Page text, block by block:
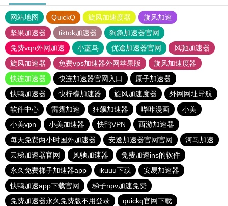
网站地图 QuickQ 旋风加速度器
旋风加速
坚果加速器
tiktok加速器
狗急加速器官网
免费vqn外网加速
小蓝鸟 优途加速器官网
风驰加速器
旋风加速器
免费vps加速器外网苹果版
旋风加速度器
快连加速器
快连加速器官网入口
原子加速器
快鸭加速器
快柠檬加速器 旋风加速度器
外网网址导航
软件中心
雷霆加速 狂飙加速器 哔咔漫画
小美
小美vpn
小美加速器 快鸭VPN
西游加速器
每天免费两小时国外加速器
安逸加速器官网官网
河马加速
云梯加速器官网
风驰加速器
免费加速ins的软件
永久免费梯子加速器app
ikuuu下载
安易加速器
快鸭加速app下载官网
梯子npv加速免费
免费加速器永久免费版不用登录
quickq官网下载